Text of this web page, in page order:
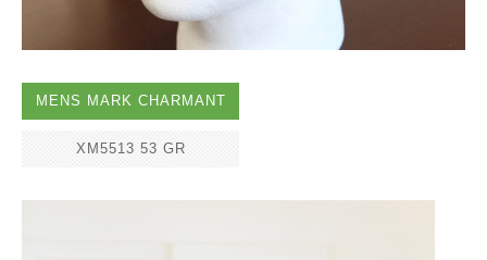
MENS MARK CHARMANT
XM5513 53 GR